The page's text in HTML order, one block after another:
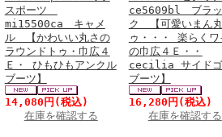
スポーツ
mi15500ca キャメ
ル 【かわいい丸さの
ラウンドトゥ・巾広４
Ｅ・ ひもひもアンクル
ブーツ】
14,080円 (税込)
在庫を確認する
ce5609bl ブラッ
ク 【可愛いまん
ゥ・・・ 楽らくワ
の巾広４Ｅ・・
cecilia サイドゴ
ブーツ】
16,280円 (税込)
在庫を確認する